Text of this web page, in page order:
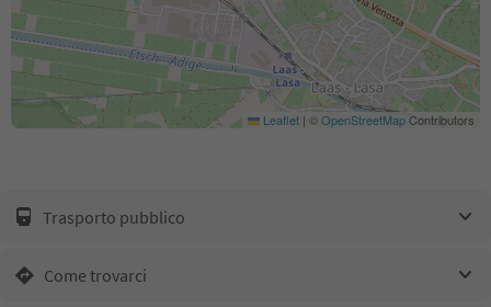
Leaflet | ©OpenStreetMapContributors
Trasporto pubblico
Come trovarci